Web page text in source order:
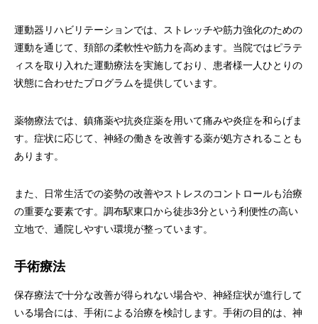
運動器リハビリテーションでは、ストレッチや筋力強化のための
運動を通じて、頚部の柔軟性や筋力を高めます。当院ではピラテ
ィスを取り入れた運動療法を実施しており、患者様一人ひとりの
状態に合わせたプログラムを提供しています。
薬物療法では、鎮痛薬や抗炎症薬を用いて痛みや炎症を和らげま
す。症状に応じて、神経の働きを改善する薬が処方されることも
あります。
また、日常生活での姿勢の改善やストレスのコントロールも治療
の重要な要素です。調布駅東口から徒歩3分という利便性の高い
立地で、通院しやすい環境が整っています。
手術療法
保存療法で十分な改善が得られない場合や、神経症状が進行して
いる場合には、手術による治療を検討します。手術の目的は、神